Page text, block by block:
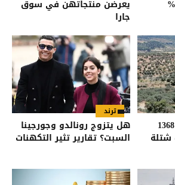
يعرضن منتجاتهن في سوق
جارا
"زراعة جرش" تُقدم 1368
ترند
هل يتزوج رونالدو وجورجينا
السبت؟ تقارير تثير التكهنات